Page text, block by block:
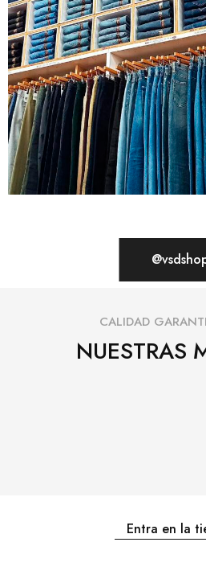
CALIDAD
NUESTRAS
Entra en la